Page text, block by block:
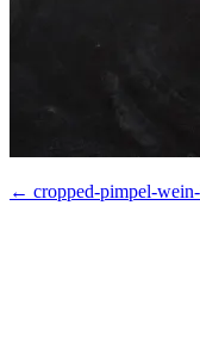
← cropped-pimpel-